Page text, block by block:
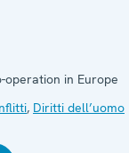
operation in Europe
, Diritti dell’uomo